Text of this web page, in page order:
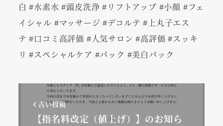
白 #水素水 #頭皮洗浄 #リフトアップ #小顔 #フェ
イシャル #マッサージ #デコルテ #上丸子エス
テ #口コミ高評価 #人気サロン #高評価 #スッキ
リ #スペシャルケア #パック #美白パック
古い投稿
【指名料改定（値上げ）】のお知ら